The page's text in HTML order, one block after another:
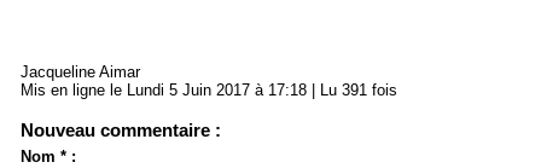
Jacqueline Aimar
Mis en ligne le Lundi 5 Juin 2017 à 17:18 | Lu 391 fois
Nouveau commentaire :
Nom * :